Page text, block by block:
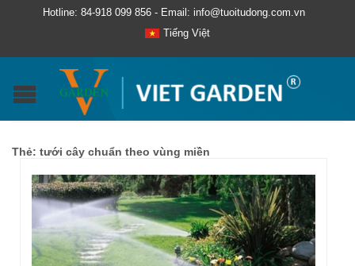
Hotline: 84-918 099 856 - Email: info@tuoitudong.com.vn
Tiếng Việt
Thẻ: tưới cây chuẩn theo vùng miền